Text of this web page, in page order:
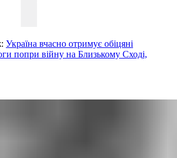
Україна вчасно отримує обіцяні
попри війну на Близькому Сході,